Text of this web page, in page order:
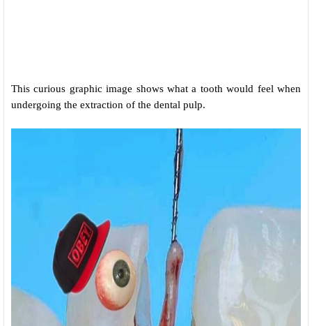
This curious graphic image shows what a tooth would feel when
undergoing the extraction of the dental pulp.